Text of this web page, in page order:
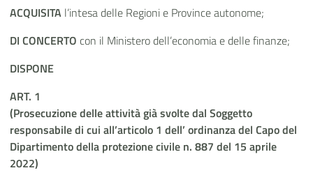
ACQUISITA l’intesa delle Regioni e Province autonome;
DI CONCERTO con il Ministero dell’economia e delle finanze;
DISPONE
ART. 1
(Prosecuzione delle attività già svolte dal Soggetto
responsabile di cui all’articolo 1 dell’ ordinanza del Capo del
Dipartimento della protezione civile n. 887 del 15 aprile
2022)